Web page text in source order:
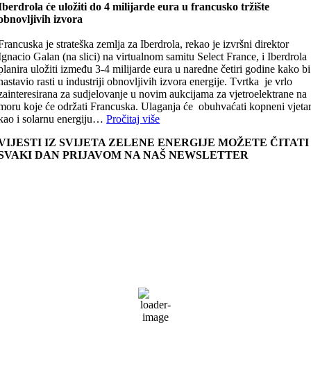
će uložiti do 4 milijarde eura u francusko tržište
izvora
je strateška zemlja za Iberdrola, rekao je izvršni direktor
Galan (na slici) na virtualnom samitu Select France, i Iberdrola
uložiti između 3-4 milijarde eura u naredne četiri godine kako bi
rasti u industriji obnovljivih izvora energije. Tvrtka je vrlo
za sudjelovanje u novim aukcijama za vjetroelektrane na
koje će održati Francuska. Ulaganja će obuhvaćati kopneni
i solarnu energiju…Pročitaj više
IZ SVIJETA ZELENE ENERGIJE MOŽETE ČITATI
DAN PRIJAVOM NA NAŠ NEWSLETTER
37 %
1019 mb